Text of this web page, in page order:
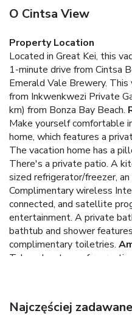
O Cintsa View
Property Location
Located in Great Kei, this
1-minute drive from Cintsa
Emerald Vale Brewery.
from Inkwenkwezi Private
km) from Bonza Bay Beach.
Make yourself comfortable
home, which features a
The vacation home has a
There's a private patio. A
sized refrigerator/freezer,
Complimentary wireless
connected, and satellite
entertainment. A private
bathtub and shower
complimentary toiletries.
Take advantage of
area, and barbecue grills.
Featured amenities include
Najczęściej